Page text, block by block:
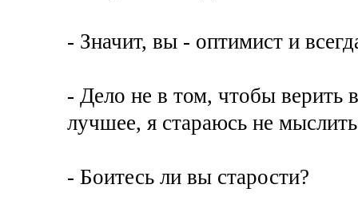
- Значит, вы - оптимист и
- Дело не в том, чтобы верить
лучшее, я стараюсь не
- Боитесь ли вы старости?